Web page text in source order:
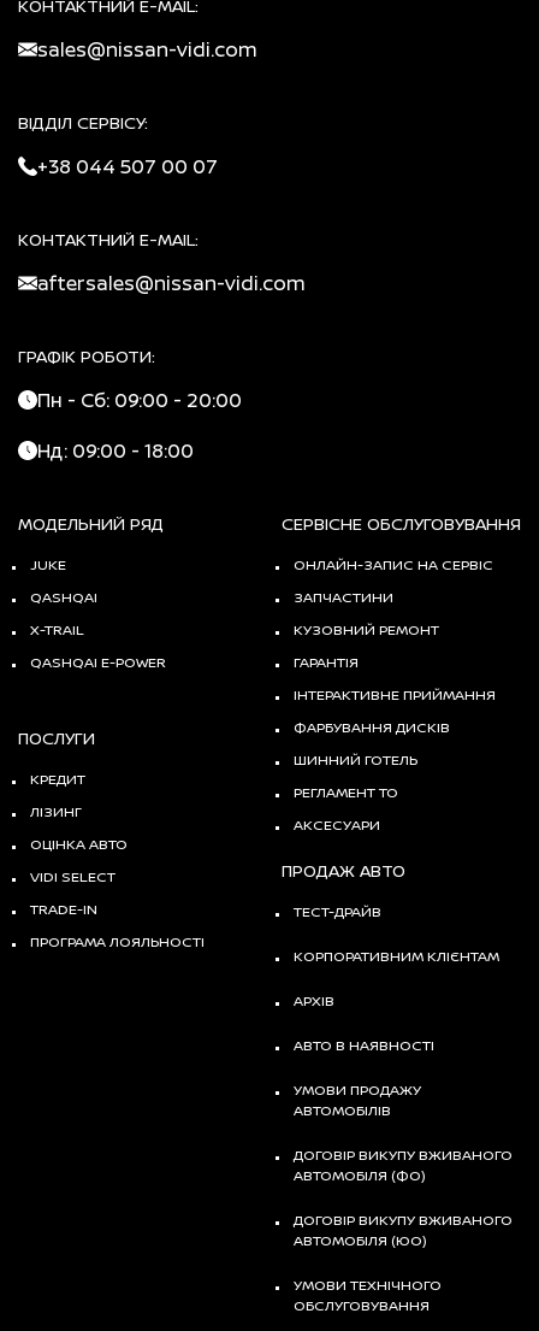
КОНТАКТНИЙ E-MAIL:
sales@nissan-vidi.com
ВІДДІЛ СЕРВІСУ:
+38 044 507 00 07
КОНТАКТНИЙ E-MAIL:
aftersales@nissan-vidi.com
ГРАФІК РОБОТИ:
Пн - Сб: 09:00 - 20:00
Нд: 09:00 - 18:00
МОДЕЛЬНИЙ РЯД
JUKE
QASHQAI
X-TRAIL
QASHQAI E-POWER
СЕРВІСНЕ ОБСЛУГОВУВАННЯ
ОНЛАЙН-ЗАПИС НА СЕРВІС
ЗАПЧАСТИНИ
КУЗОВНИЙ РЕМОНТ
ГАРАНТІЯ
ІНТЕРАКТИВНЕ ПРИЙМАННЯ
ФАРБУВАННЯ ДИСКІВ
ШИННИЙ ГОТЕЛЬ
РЕГЛАМЕНТ ТО
АКСЕСУАРИ
ПОСЛУГИ
КРЕДИТ
ЛІЗИНГ
ОЦІНКА АВТО
VIDI SELECT
TRADE-IN
ПРОГРАМА ЛОЯЛЬНОСТІ
ПРОДАЖ АВТО
ТЕСТ-ДРАЙВ
КОРПОРАТИВНИМ КЛІЄНТАМ
АРХІВ
АВТО В НАЯВНОСТІ
УМОВИ ПРОДАЖУ
АВТОМОБІЛІВ
ДОГОВІР ВИКУПУ ВЖИВАНОГО
АВТОМОБІЛЯ (ФО)
ДОГОВІР ВИКУПУ ВЖИВАНОГО
АВТОМОБІЛЯ (ЮО)
УМОВИ ТЕХНІЧНОГО
ОБСЛУГОВУВАННЯ